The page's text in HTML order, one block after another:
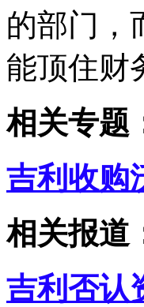
的部门，
能顶住财
相关专题
吉利收购
相关报道
吉利否认